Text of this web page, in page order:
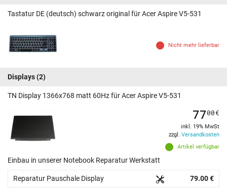
Tastatur DE (deutsch) schwarz original für Acer Aspire V5-531
Nicht mehr lieferbar
Displays(2)
TN Display 1366x768 matt 60Hz für Acer Aspire V5-531
Artikel verfügbar
7700€
inkl. 19% MwSt
zzgl. Versandkosten
Einbau in unserer Notebook Reparatur Werkstatt
Reparatur Pauschale Display 79.00 €